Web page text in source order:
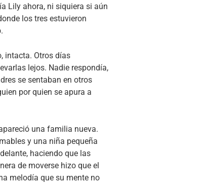
Lily ahora, ni siquiera si aún
los tres estuvieron
intacta. Otros días
lejos. Nadie respondía,
se sentaban en otros
por quien se apura a
una familia nueva.
y una niña pequeña
haciendo que las
de moverse hizo que el
melodía que su mente no